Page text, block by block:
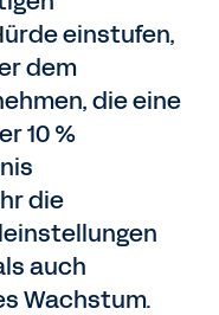
einstufen,
dem
die eine
10 %
die
auch
Wachstum.